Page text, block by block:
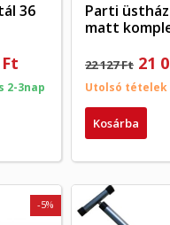
36
2-3nap
Parti
matt
22 127 Ft 21
Utolsó
Kosárba
-5%
létrehozása
Kívánságlista
a termékek
Mégsem